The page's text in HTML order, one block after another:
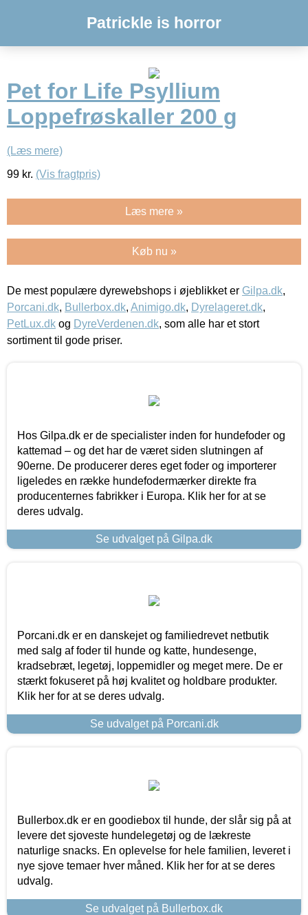
Patrickle is horror
Pet for Life Psyllium
Loppefrøskaller 200 g
(Læs mere)
99 kr. (Vis fragtpris)
Læs mere »
Køb nu »
De mest populære dyrewebshops i øjeblikket er Gilpa.dk,
Porcani.dk, Bullerbox.dk, Animigo.dk, Dyrelageret.dk,
PetLux.dk og DyreVerdenen.dk, som alle har et stort
sortiment til gode priser.
Hos Gilpa.dk er de specialister inden for hundefoder og
kattemad – og det har de været siden slutningen af
90erne. De producerer deres eget foder og importerer
ligeledes en række hundefodermærker direkte fra
producenternes fabrikker i Europa. Klik her for at se
deres udvalg.
Se udvalget på Gilpa.dk
Porcani.dk er en danskejet og familiedrevet netbutik
med salg af foder til hunde og katte, hundesenge,
kradsebræt, legetøj, loppemidler og meget mere. De er
stærkt fokuseret på høj kvalitet og holdbare produkter.
Klik her for at se deres udvalg.
Se udvalget på Porcani.dk
Bullerbox.dk er en goodiebox til hunde, der slår sig på at
levere det sjoveste hundelegetøj og de lækreste
naturlige snacks. En oplevelse for hele familien, leveret i
nye sjove temaer hver måned. Klik her for at se deres
udvalg.
Se udvalget på Bullerbox.dk